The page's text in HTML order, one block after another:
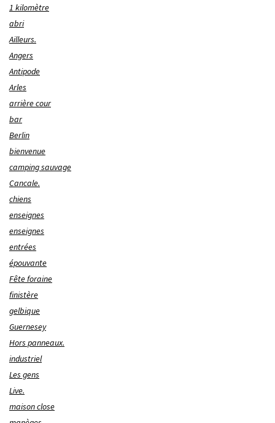
1 kilomètre
abri
Ailleurs.
Angers
Antipode
Arles
arrière cour
bar
Berlin
bienvenue
camping sauvage
Cancale.
chiens
enseignes
enseignes
entrées
épouvante
Fête foraine
finistère
gelbique
Guernesey
Hors panneaux.
industriel
Les gens
Live.
maison close